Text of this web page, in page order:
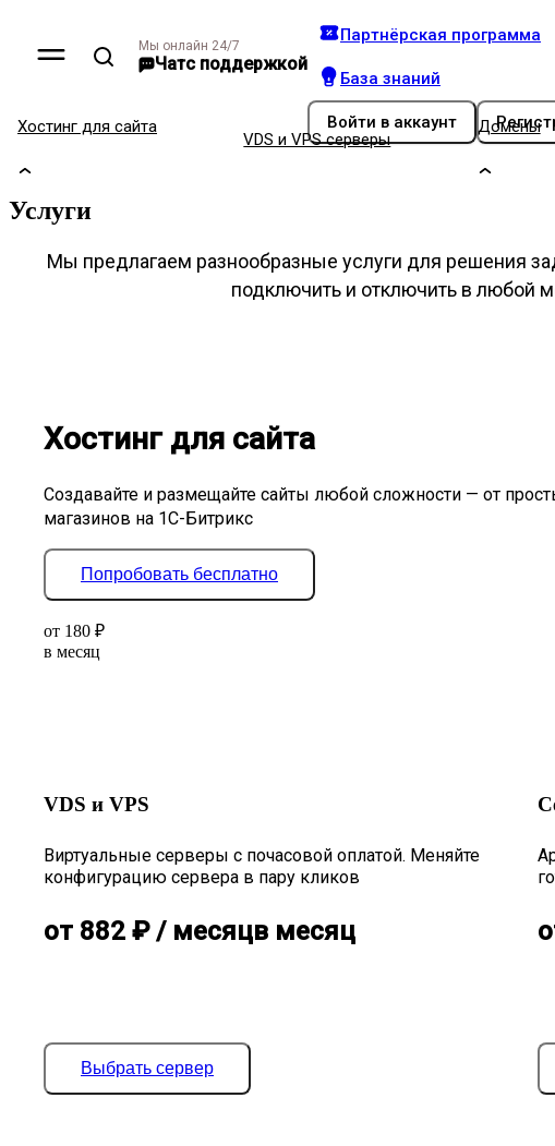
Мы онлайн 24/7
Чатс поддержкой
Партнёрская программа
База знаний
Войти в аккаунт
Хостинг для сайта
VDS и VPS серверы
Домены
Услуги
Мы предлагаем разнообразные услуги для решения
подключить и отключить в любой
Хостинг для сайта
Создавайте и размещайте сайты любой сложности — от
магазинов на 1С-Битрикс
Попробовать бесплатно
от 180 ₽
в месяц
VDS и VPS
Виртуальные серверы с почасовой оплатой. Меняйте
конфигурацию сервера в пару кликов
от 882 ₽/ месяцв месяц
Выбрать сервер